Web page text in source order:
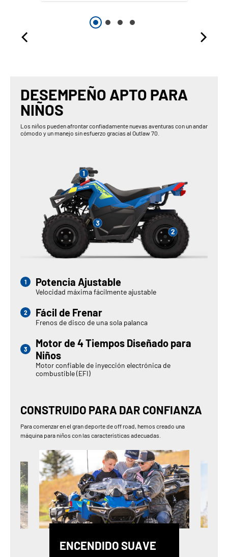
DESEMPEÑO APTO PARA
NIÑOS
Los niños pueden afrontar confiadamente nuevas aventuras con un andar
cómodo y un manejo sin esfuerzo gracias al Outlaw 70.
Potencia Ajustable
Velocidad máxima fácilmente ajustable
Fácil de Frenar
Frenos de disco de una sola palanca
Motor de 4 Tiempos Diseñado para
Niños
Motor confiable de inyección electrónica de
combustible (EFI)
CONSTRUIDO PARA DAR CONFIANZA
Para comenzar en el gran deporte de off road, hemos creado una
máquina para niños con las características adecuadas.
ENCENDIDO SUAVE